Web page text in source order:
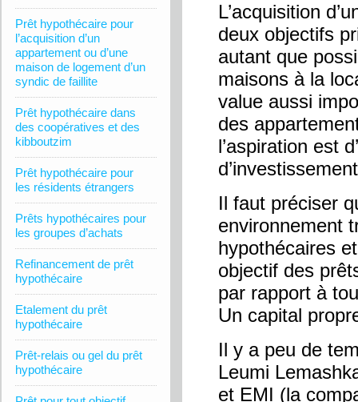
Prêt hypothécaire pour
l’acquisition d’un
appartement ou d’une
maison de logement d’un
syndic de faillite
Prêt hypothécaire dans
des coopératives et des
kibboutzim
Prêt hypothécaire pour
les résidents étrangers
Prêts hypothécaires pour
les groupes d’achats
Refinancement de prêt
hypothécaire
Etalement du prêt
hypothécaire
Prêt-relais ou gel du prêt
hypothécaire
L’acquisition
deux objectifs
autant que
maisons à la
value aussi
des
l’aspiration est
Il faut préciser
environnement
hypothécaires
objectif des
par rapport à
Un capital
Il y a peu de
Leumi
et EMI (la